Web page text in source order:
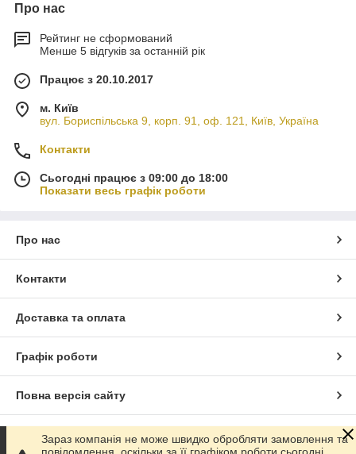
Про нас
Рейтинг не сформований
Менше 5 відгуків за останній рік
Працює з 20.10.2017
м. Київ
вул. Бориспільська 9, корп. 91, оф. 121, Київ, Україна
Контакти
Сьогодні працює з 09:00 до 18:00
Показати весь графік роботи
Про нас
Контакти
Доставка та оплата
Графік роботи
Повна версія сайту
Сайт створено на маркетплейсі Prom.ua
Зараз компанія не може швидко обробляти замовлення та